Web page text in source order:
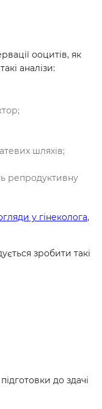
ооцитів, як
аналізи:
шляхів;
репродуктивну
у гінеколога,
зробити такі
до здачі